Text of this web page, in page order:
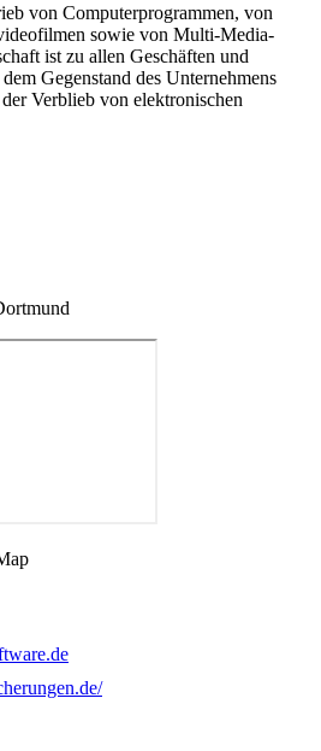
von Computerprogrammen, von
sowie von Multi-Media-
ist zu allen Geschäften und
Gegenstand des Unternehmens
Verblieb von elektronischen